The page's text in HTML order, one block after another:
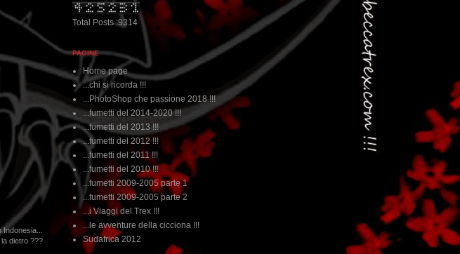
dietro ???
Total Posts :9314
PAGINE
Home page
...chi si ricorda !!!
...PhotoShop che passione 2018 !!!
...fumetti del 2014-2020 !!!
...fumetti del 2013 !!!
...fumetti del 2012 !!!
...fumetti del 2011 !!!
...fumetti del 2010 !!!
...fumetti 2009-2005 parte 1
...fumetti 2009-2005 parte 2
...i Viaggi del Trex !!!
...le avventure della cicciona !!!
Sudafrica 2012